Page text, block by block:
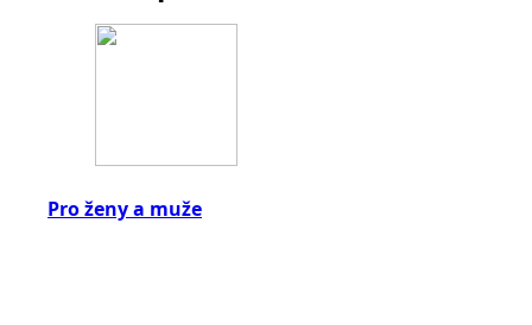
Pro ženy a muže